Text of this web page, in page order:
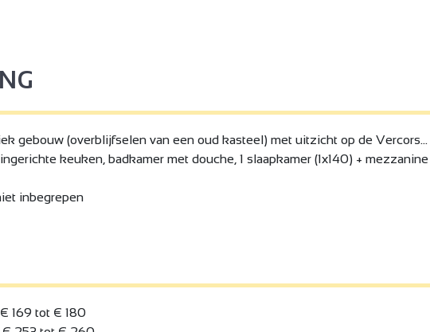
gebouw (overblijfselen van een oud kasteel) met uitzicht op de Vercors...
keuken, badkamer met douche, 1 slaapkamer (1x140) + mezzanine
inbegrepen
169 tot € 180